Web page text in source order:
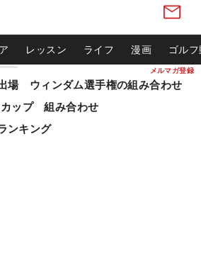
メルマガ登録
レッスン ライフ 漫画 ゴル
場 ウィンダム選手権の組み合わせ
ップ 組み合わせ
ンキング